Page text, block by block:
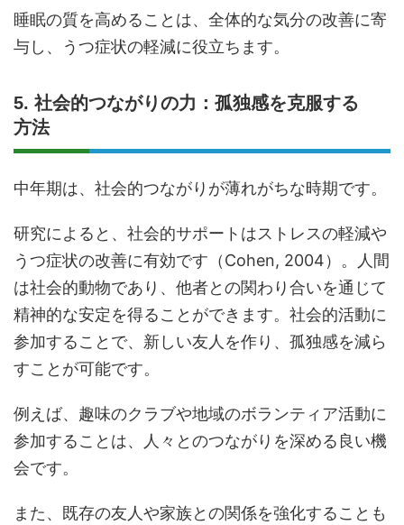
睡眠の質を高めることは、全体的な気分の改善に寄
与し、うつ症状の軽減に役立ちます。
5. 社会的つながりの力：孤独感を克服する
方法
中年期は、社会的つながりが薄れがちな時期です。
研究によると、社会的サポートはストレスの軽減や
うつ症状の改善に有効です（Cohen, 2004）。人間
は社会的動物であり、他者との関わり合いを通じて
精神的な安定を得ることができます。社会的活動に
参加することで、新しい友人を作り、孤独感を減ら
すことが可能です。
例えば、趣味のクラブや地域のボランティア活動に
参加することは、人々とのつながりを深める良い機
会です。
また、既存の友人や家族との関係を強化することも